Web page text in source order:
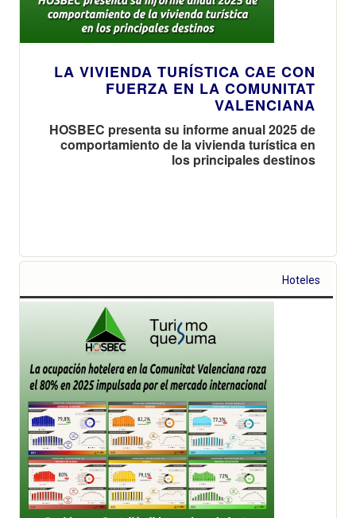
LA VIVIENDA TURÍSTICA CAE CON
FUERZA EN LA COMUNITAT
VALENCIANA
HOSBEC presenta su informe anual 2025 de
comportamiento de la vivienda turística en
los principales destinos
Hoteles